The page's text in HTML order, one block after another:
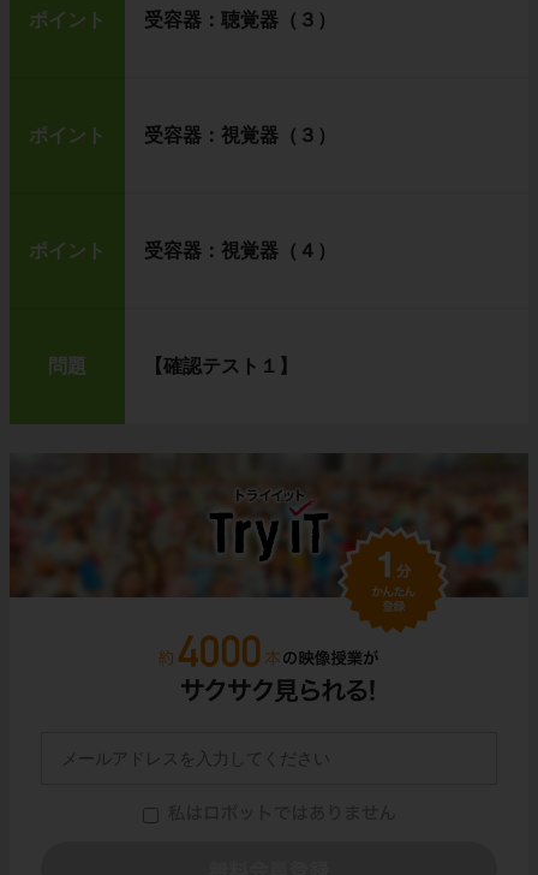
ポイント 受容器：聴覚器（３）
ポイント 受容器：視覚器（３）
ポイント 受容器：視覚器（４）
問題 【確認テスト１】